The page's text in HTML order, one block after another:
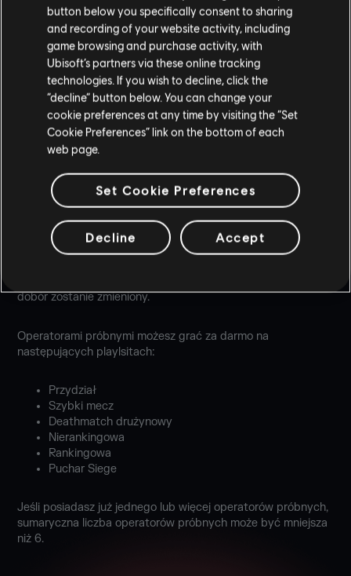
ROTACJA OPERATORÓW W
RAMACH OKRESU
PRÓBNEGO
Co tydzień ciesz się nieograniczonym, darmowym dostępem
do wybranych 6 operatorów, zanim dodasz ich do swojej
dobór zostanie zmieniony.
Operatorami próbnymi możesz grać za darmo na
następujących playlsitach:
Przydział
Szybki mecz
Deathmatch drużynowy
Nierankingowa
Rankingowa
Puchar Siege
Jeśli posiadasz już jednego lub więcej operatorów próbnych,
sumaryczna liczba operatorów próbnych może być mniejsza
niż 6.
button below you specifically consent to sharing
and recording of your website activity, including
game browsing and purchase activity, with
Ubisoft’s partners via these online tracking
technologies. If you wish to decline, click the
“decline” button below. You can change your
cookie preferences at any time by visiting the “Set
Cookie Preferences” link on the bottom of each
web page.
Set Cookie Preferences
Decline Accept